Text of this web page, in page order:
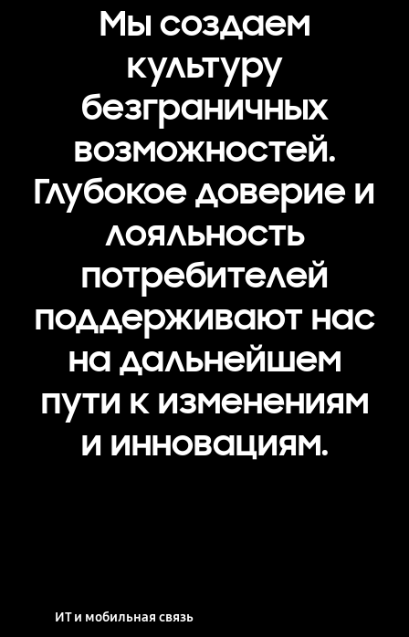
Мы создаем
культуру
безграничных
возможностей.
Глубокое доверие и
лояльность
потребителей
поддерживают нас
на дальнейшем
пути к изменениям
и инновациям.
ИТ и мобильная связь